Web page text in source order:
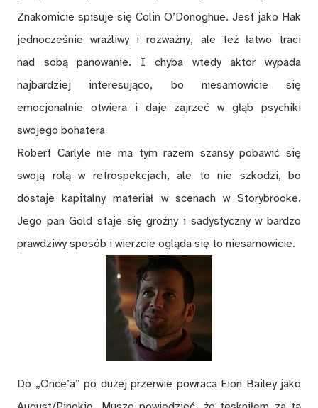
Znakomicie spisuje się Colin O’Donoghue. Jest jako Hak
jednocześnie wrażliwy i rozważny, ale też łatwo traci
nad sobą panowanie. I chyba wtedy aktor wypada
najbardziej interesująco, bo niesamowicie się
emocjonalnie otwiera i daje zajrzeć w głąb psychiki
swojego bohatera
Robert Carlyle nie ma tym razem szansy pobawić się
swoją rolą w retrospekcjach, ale to nie szkodzi, bo
dostaje kapitalny materiał w scenach w Storybrooke.
Jego pan Gold staje się groźny i sadystyczny w bardzo
prawdziwy sposób i wierzcie ogląda się to niesamowicie.
Do „Once’a” po dużej przerwie powraca Eion Bailey jako